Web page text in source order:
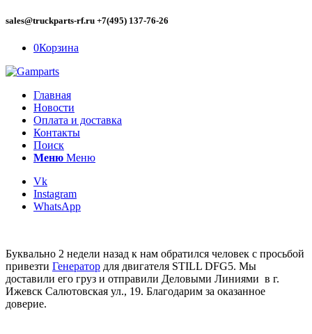
sales@truckparts-rf.ru +7(495) 137-76-26
0Корзина
Главная
Новости
Оплата и доставка
Контакты
Поиск
Меню Меню
Vk
Instagram
WhatsApp
Буквально 2 недели назад к нам обратился человек с просьбой
привезти Генератор для двигателя STILL DFG5. Мы
доставили его груз и отправили Деловыми Линиями в г.
Ижевск Салютовская ул., 19. Благодарим за оказанное
доверие.